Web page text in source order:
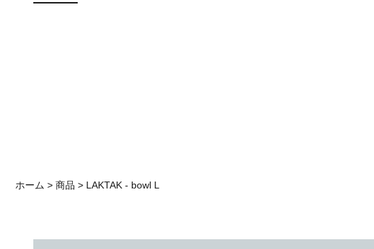
ホーム 商品 LAKTAK - bowl L